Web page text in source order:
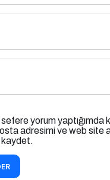
yorum yaptığımda
adresimi ve web site
kaydet.